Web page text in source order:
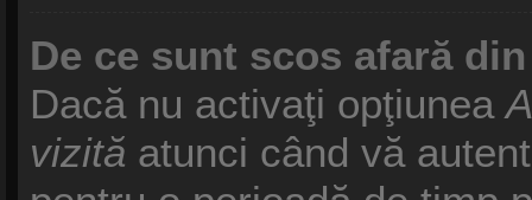
De ce sunt scos afară
Dacă nu activaţi opţiunea
vizită atunci când vă